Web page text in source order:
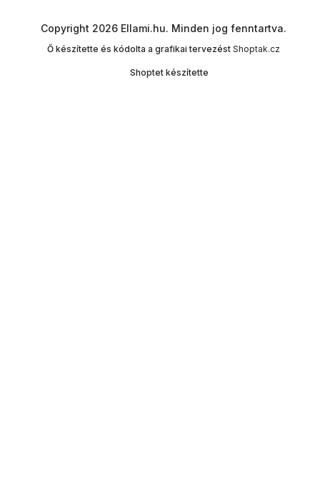
Shoptet készítette
Copyright 2026 Ellami.hu. Minden jog fenntartva.
Ő készítette és kódolta a grafikai tervezést Shoptak.cz